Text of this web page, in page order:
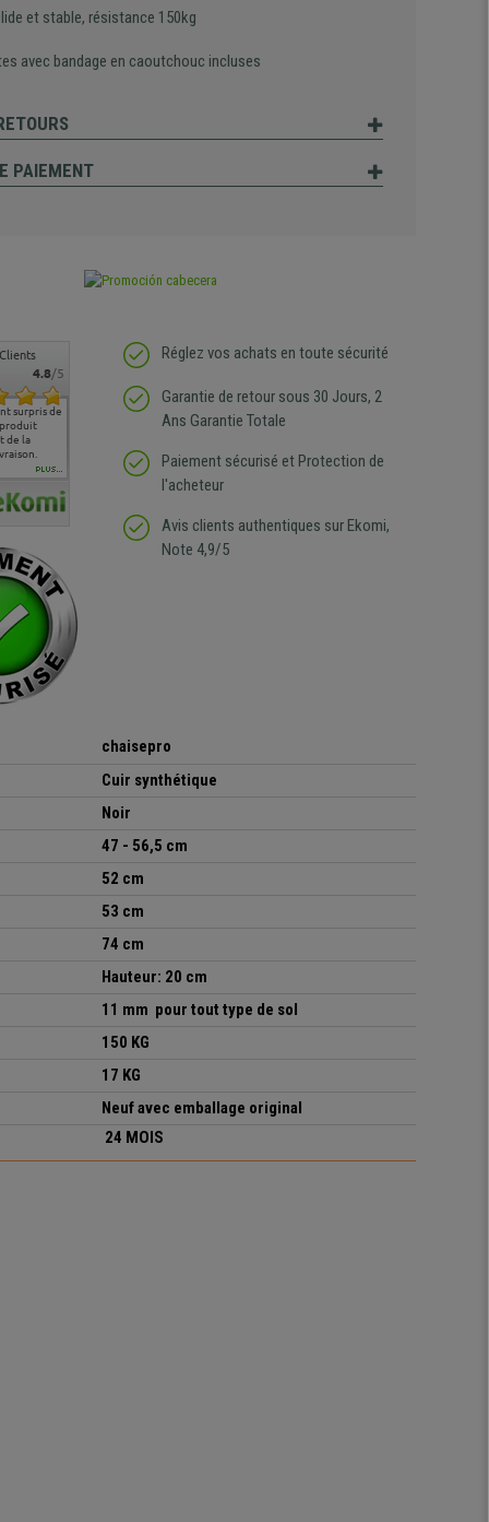
et stable, résistance 150kg
avec bandage en caoutchouc incluses
PAIEMENT
4.8/5
qui
besoins.
avec des
trouve
surfaces
et ne
achat.
service client à l'écoute
abîmé) tout a été mis en
oeuvre pour remplacer
ce produit et ce dans les
meilleurs délais. content
de l'achat de ce bureau
de belle qualité
particulière
PLUS...
Réglez vos achats en toute sécurité
Garantie de retour sous 30 Jours, 2
Ans Garantie Totale
Paiement sécurisé et Protection de
l'acheteur
Avis clients authentiques sur Ekomi,
Note 4,9/5
chaisepro
Cuir synthétique
Noir
47 - 56,5 cm
52 cm
53 cm
74 cm
Hauteur: 20 cm
11 mm pour tout type de sol
150 KG
17 KG
Neuf avec emballage original
24 MOIS